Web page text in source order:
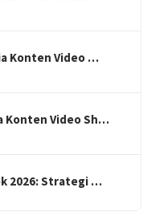
Konten Video …
Konten Video Sh…
2026: Strategi …